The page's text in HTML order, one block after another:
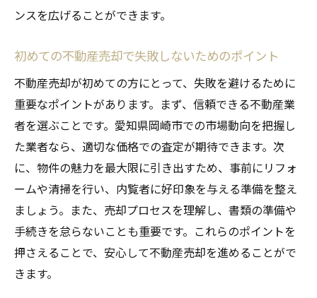
ンスを広げることができます。
初めての不動産売却で失敗しないためのポイント
不動産売却が初めての方にとって、失敗を避けるために
重要なポイントがあります。まず、信頼できる不動産業
者を選ぶことです。愛知県岡崎市での市場動向を把握し
た業者なら、適切な価格での査定が期待できます。次
に、物件の魅力を最大限に引き出すため、事前にリフォ
ームや清掃を行い、内覧者に好印象を与える準備を整え
ましょう。また、売却プロセスを理解し、書類の準備や
手続きを怠らないことも重要です。これらのポイントを
押さえることで、安心して不動産売却を進めることがで
きます。